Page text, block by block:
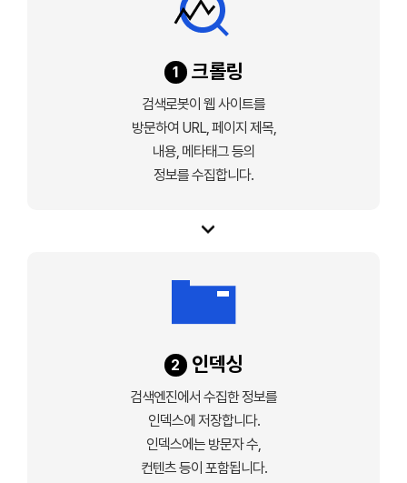
1 크롤링
검색로봇이 웹 사이트를
방문하여 URL, 페이지 제목,
내용, 메타태그 등의
정보를 수집합니다.
2 인덱싱
검색엔진에서 수집한 정보를
인덱스에 저장합니다.
인덱스에는 방문자 수,
컨텐츠 등이 포함됩니다.